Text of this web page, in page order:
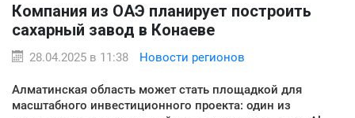
Компания из ОАЭ планирует построить
сахарный завод в Конаеве
28.04.2025 в 11:38 Новости регионов
Алматинская область может стать площадкой для
масштабного инвестиционного проекта: один из